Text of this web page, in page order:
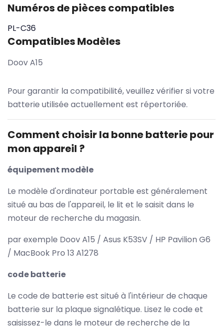
Numéros de pièces compatibles
PL-C36
Compatibles Modèles
Doov A15
Pour garantir la compatibilité, veuillez vérifier si votre
batterie utilisée actuellement est répertoriée.
Comment choisir la bonne batterie pour
mon appareil ?
équipement modèle
Le modèle d'ordinateur portable est généralement
situé au bas de l'appareil, le lit et le saisit dans le
moteur de recherche du magasin.
par exemple Doov A15 / Asus K53SV / HP Pavilion G6
/ MacBook Pro 13 A1278
code batterie
Le code de batterie est situé à l'intérieur de chaque
batterie sur la plaque signalétique. Lisez le code et
saisissez-le dans le moteur de recherche de la